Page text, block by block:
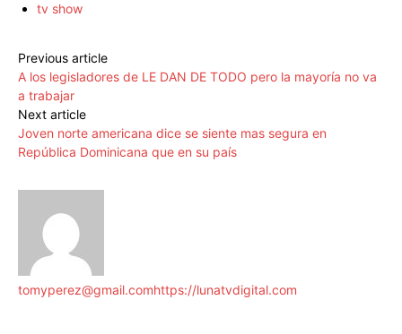
tv show
Previous article
A los legisladores de LE DAN DE TODO pero la mayoría no va
a trabajar
Next article
Joven norte americana dice se siente mas segura en
República Dominicana que en su país
tomyperez@gmail.comhttps://lunatvdigital.com